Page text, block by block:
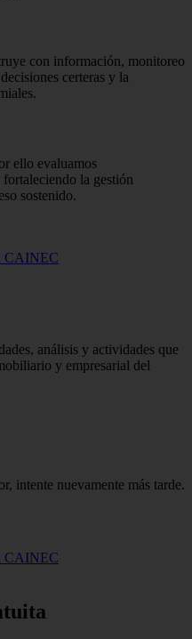
con información, monitoreo
certeras y la
ello evaluamos
fortaleciendo la gestión
sostenido.
CAINEC
análisis y actividades que
y empresarial del
intente nuevamente más tarde.
CAINEC